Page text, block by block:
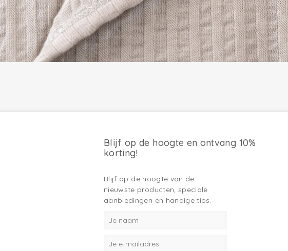
Blijf op de hoogte en ontvang 10%
korting!
Blijf op de hoogte van de
nieuwste producten, speciale
aanbiedingen en handige tips.